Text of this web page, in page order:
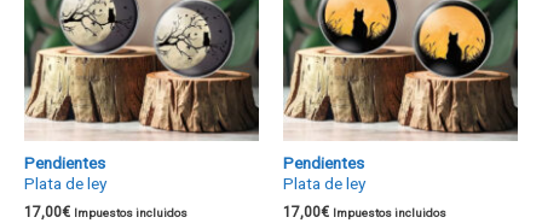
Pendientes
Plata de ley
17,00€ Impuestos incluidos
Pendientes
Plata de ley
17,00€ Impuestos incluidos